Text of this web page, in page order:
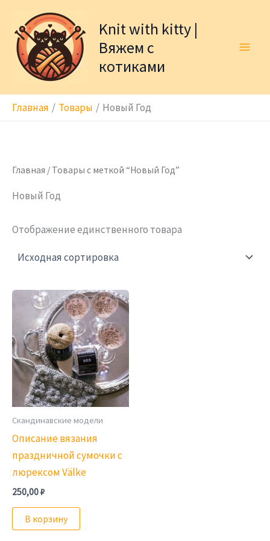
содержимому
Knit with kitty |
Вяжем с
котиками
Главная Товары Новый Год
Главная / Товары с меткой “Новый Год”
Новый Год
Отображение единственного товара
Скандинавские модели
Описание вязания
праздничной сумочки с
люрексом Välke
250,00₽
В корзину